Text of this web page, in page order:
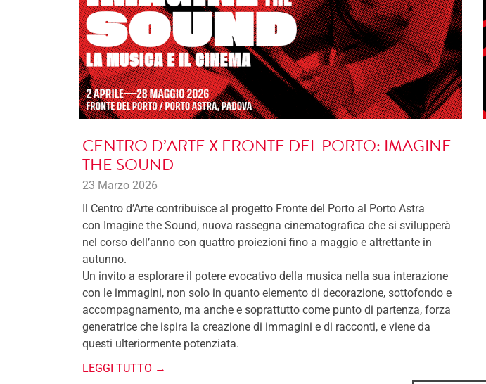
CENTRO D’ARTE X FRONTE DEL PORTO: IMAGINE
THE SOUND
23 Marzo 2026
Il Centro d’Arte contribuisce al progetto Fronte del Porto al Porto Astra
con Imagine the Sound, nuova rassegna cinematografica che si svilupperà
nel corso dell’anno con quattro proiezioni fino a maggio e altrettante in
autunno.
Un invito a esplorare il potere evocativo della musica nella sua interazione
con le immagini, non solo in quanto elemento di decorazione, sottofondo e
accompagnamento, ma anche e soprattutto come punto di partenza, forza
generatrice che ispira la creazione di immagini e di racconti, e viene da
questi ulteriormente potenziata.
LEGGI TUTTO →